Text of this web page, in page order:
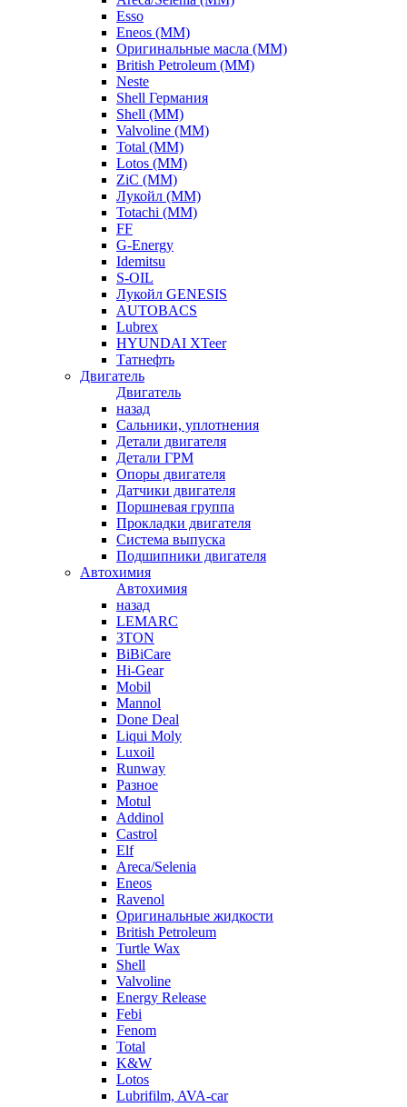
Esso
Eneos (ММ)
Оригинальные масла (ММ)
British Petroleum (ММ)
Neste
Shell Германия
Shell (ММ)
Valvoline (ММ)
Total (ММ)
Lotos (ММ)
ZiC (ММ)
Лукойл (ММ)
Totachi (MM)
FF
G-Energy
Idemitsu
S-OIL
Лукойл GENESIS
AUTOBACS
Lubrex
HYUNDAI XTeer
Татнефть
Двигатель
Двигатель
назад
Сальники, уплотнения
Детали двигателя
Детали ГРМ
Опоры двигателя
Датчики двигателя
Поршневая группа
Прокладки двигателя
Система выпуска
Подшипники двигателя
Автохимия
Автохимия
назад
LEMARC
3TON
BiBiCare
Hi-Gear
Mobil
Mannol
Done Deal
Liqui Moly
Luxoil
Runway
Разное
Motul
Addinol
Castrol
Elf
Areca/Selenia
Eneos
Ravenol
Оригинальные жидкости
British Petroleum
Turtle Wax
Shell
Valvoline
Energy Release
Febi
Fenom
Total
K&W
Lotos
Lubrifilm, AVA-car